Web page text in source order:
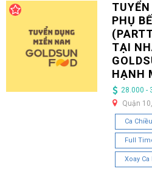
PHỤ
TẠI
HẠNH
28.000 -
Quận
Ca Chiều
Full
Xoay